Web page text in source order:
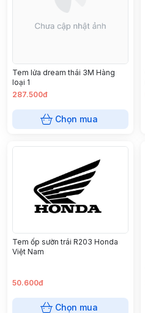
Tem lửa dream thái 3M Hàng
loại 1
287.500đ
Chọn mua
Tem ốp sườn trái R203 Honda
Việt Nam
50.600đ
Chọn mua